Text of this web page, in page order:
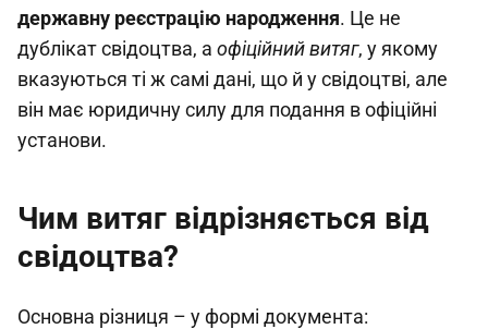
державну реєстрацію народження. Це не
дублікат свідоцтва, а офіційний витяг, у якому
вказуються ті ж самі дані, що й у свідоцтві, але
він має юридичну силу для подання в офіційні
установи.
Чим витяг відрізняється від
свідоцтва?
Основна різниця – у формі документа: